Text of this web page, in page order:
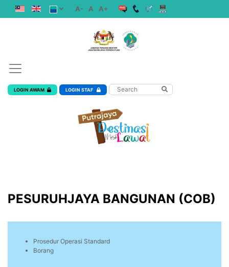
A- A A+
LOGIN AWAM LOGIN STAF
PESURUHJAYA BANGUNAN (COB)
Prosedur Operasi Standard
Borang